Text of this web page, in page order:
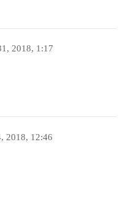
2018, 1:17
2018, 12:46